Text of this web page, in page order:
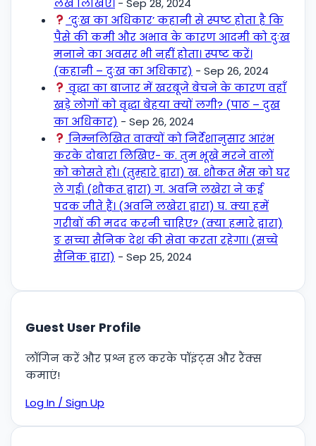
लेख लिखिए। - Sep 28, 2024
‘दुःख का अधिकार’ कहानी से स्पष्ट होता है कि
पैसे की कमी और अभाव के कारण आदमी को दुःख
मनाने का अवसर भी नहीं होता। स्पष्ट करें।
(कहानी – दुःख का अधिकार) - Sep 26, 2024
वृद्धा का बाजार में खरबूजे बेचने के कारण वहाँ
खड़े लोगों को वृद्धा बेहया क्यों लगी? (पाठ – दुख
का अधिकार) - Sep 26, 2024
निम्नलिखित वाक्यों को निर्देशानुसार आरंभ
करके दोबारा लिखिए- क. तुम भूखे मरने वालों
को कोसते हो। (तुम्हारे द्वारा) ख. शौकत भैंस को घर
ले गई। (शौकत द्वारा) ग. अवनि लखेरा ने कई
पदक जीते हैं। (अवनि लखेरा द्वारा) घ. क्या हमें
गरीबों की मदद करनी चाहिए? (क्या हमारे द्वारा)
ङ सच्चा सैनिक देश की सेवा करता रहेगा। (सच्चे
सैनिक द्वारा) - Sep 25, 2024
Guest User Profile
लॉगिन करें और प्रश्न हल करके पॉइंट्स और रैंक्स
कमाएं!
Log In / Sign Up